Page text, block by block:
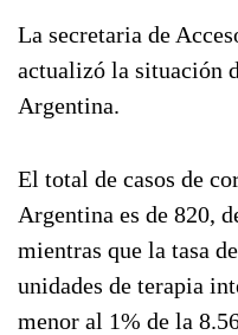
La secretaria de
actualizó la situación
Argentina.
El total de casos de
Argentina es de 820,
mientras que la tasa
unidades de terapia
menor al 1% de la